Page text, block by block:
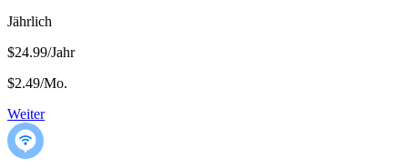
Jährlich
$24.99/Jahr
$2.49/Mo.
Weiter